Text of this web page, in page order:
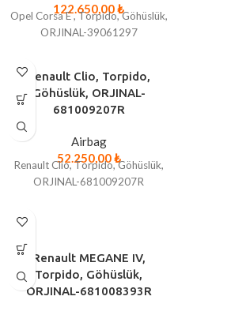
122.650,00₺
Opel Corsa E , Torpido, Göhüslük,
ORJINAL-39061297
Renault Clio, Torpido,
Göhüslük, ORJINAL-
681009207R
Airbag
52.250,00₺
Renault Clio, Torpido, Göhüslük,
ORJINAL-681009207R
Renault MEGANE IV,
Torpido, Göhüslük,
ORJINAL-681008393R